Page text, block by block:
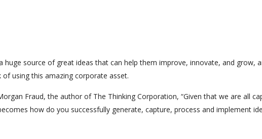
huge source of great ideas that can help them improve, innovate, and grow,
using this amazing corporate asset.
Fraud, the author of The Thinking Corporation, “Given that we are all
how do you successfully generate, capture, process and implement